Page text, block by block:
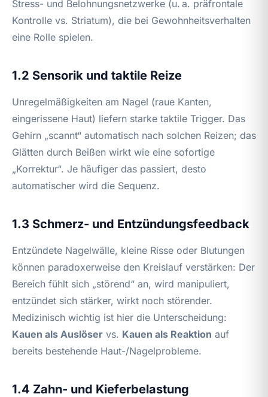
Stress- und Belohnungsnetzwerke (u. a. präfrontale
Kontrolle vs. Striatum), die bei Gewohnheitsverhalten
eine Rolle spielen.
1.2 Sensorik und taktile Reize
Unregelmäßigkeiten am Nagel (raue Kanten,
eingerissene Haut) liefern starke taktile Trigger. Das
Gehirn „scannt“ automatisch nach solchen Reizen; das
Glätten durch Beißen wirkt wie eine sofortige
„Korrektur“. Je häufiger das passiert, desto
automatischer wird die Sequenz.
1.3 Schmerz- und Entzündungsfeedback
Entzündete Nagelwälle, kleine Risse oder Blutungen
können paradoxerweise den Kreislauf verstärken: Der
Bereich fühlt sich „störend“ an, wird manipuliert,
entzündet sich stärker, wirkt noch störender.
Medizinisch wichtig ist hier die Unterscheidung:
Kauen als Auslöser vs. Kauen als Reaktion auf
bereits bestehende Haut-/Nagelprobleme.
1.4 Zahn- und Kieferbelastung